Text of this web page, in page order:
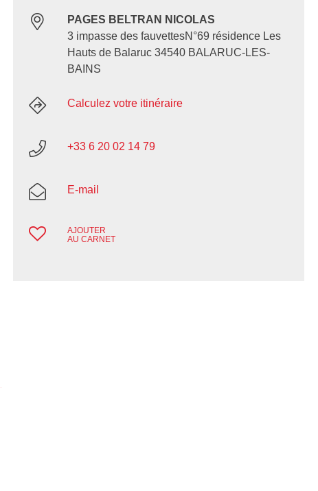
PAGES BELTRAN NICOLAS
3 impasse des fauvettesN°69 résidence Les
Hauts de Balaruc 34540 BALARUC-LES-
BAINS
Calculez votre itinéraire
+33 6 20 02 14 79
E-mail
AJOUTER
AU CARNET